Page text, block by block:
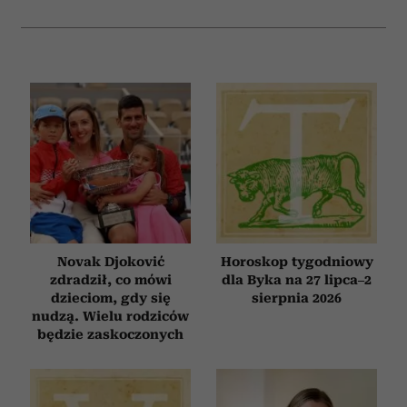
Novak Djoković
zdradził, co mówi
dzieciom, gdy się
nudzą. Wielu rodziców
będzie zaskoczonych
Horoskop tygodniowy
dla Byka na 27 lipca–2
sierpnia 2026